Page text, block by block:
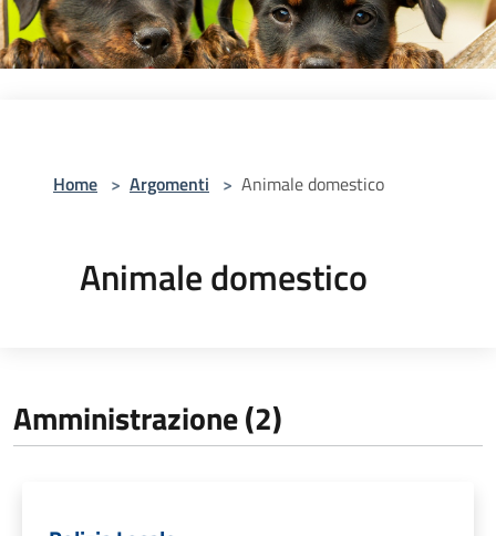
Home > Argomenti > Animale domestico
Animale domestico
Amministrazione (2)